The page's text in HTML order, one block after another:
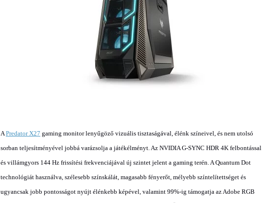
APredator X27 gaming monitor lenyűgöző vizuális tisztaságával, élénk színeivel, és nem utolsó
sorban teljesítményével jobbá varázsolja a játékélményt. Az NVIDIA G-SYNC HDR 4K felbontással
és villámgyors 144 Hz frissítési frekvenciájával új szintet jelent a gaming terén. A Quantum Dot
technológiát használva, szélesebb színskálát, magasabb fényerőt, mélyebb színtelítettséget és
ugyancsak jobb pontosságot nyújt élénkebb képével, valamint 99%-ig támogatja az Adobe RGB